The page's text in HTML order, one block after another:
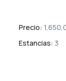
Precio:
Estancias: 3